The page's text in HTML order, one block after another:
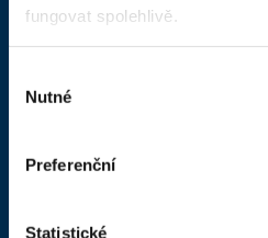
fungovat spolehlivě.
souhlasu
Nutné
Preferenční
Statistické
Aktuality
Pro veřejnost
Úřední deska